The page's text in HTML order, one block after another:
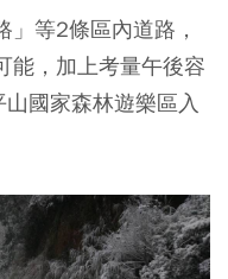
」等2條區內道路，
能，加上考量午後容
國家森林遊樂區入